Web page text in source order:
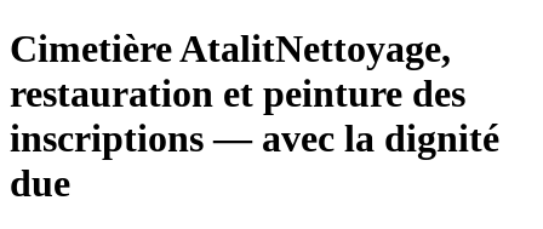
CimetièreAtalitNettoyage,
restauration et peinture des
inscriptions — avec la dignité
due